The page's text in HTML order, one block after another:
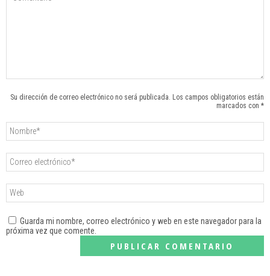
Su dirección de correo electrónico no será publicada. Los campos obligatorios están
marcados con *
Guarda mi nombre, correo electrónico y web en este navegador para la
próxima vez que comente.